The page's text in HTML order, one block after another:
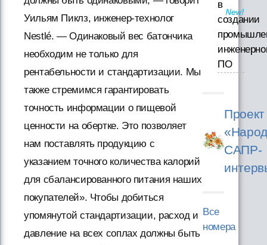
Уильям Пиклз, инженер-технолог
Nestlé. — Одинаковый вес батончика
необходим не только для
рентабельности и стандартизации. Мы
также стремимся гарантировать
точность информации о пищевой
ценности на обертке. Это позволяет
нам поставлять продукцию с
указанием точного количества калорий
для сбалансированного питания наших
покупателей». Чтобы добиться
упомянутой стандартизации, расход и
давление на всех соплах должны быть
в
создании
ПО
Проект
САПР-
Все
номера